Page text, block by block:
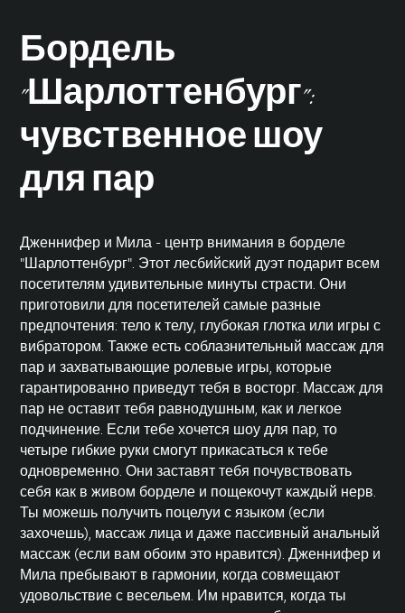
Бордель
"Шарлоттенбург":
чувственное шоу
для пар
Дженнифер и Мила - центр внимания в борделе
"Шарлоттенбург". Этот лесбийский дуэт подарит всем
посетителям удивительные минуты страсти. Они
приготовили для посетителей самые разные
предпочтения: тело к телу, глубокая глотка или игры с
вибратором. Также есть соблазнительный массаж для
пар и захватывающие ролевые игры, которые
гарантированно приведут тебя в восторг. Массаж для
пар не оставит тебя равнодушным, как и легкое
подчинение . Если тебе хочется шоу для пар, то
четыре гибкие руки смогут прикасаться к тебе
одновременно. Они заставят тебя почувствовать
себя как в живом борделе и пощекочут каждый нерв.
Ты можешь получить поцелуи с языком (если
захочешь), массаж лица и даже пассивный анальный
массаж (если вам обоим это нравится). Дженнифер и
Мила пребывают в гармонии, когда совмещают
удовольствие с весельем. Им нравится, когда ты